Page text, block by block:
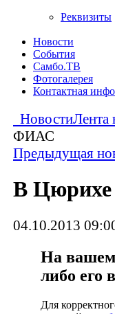
Реквизиты
Новости
События
Самбо.ТВ
Фотогалерея
Контактная
НовостиЛента
ФИАС
Предыдущая
В Цюрихе
04.10.2013
На вашем
либо его
Для